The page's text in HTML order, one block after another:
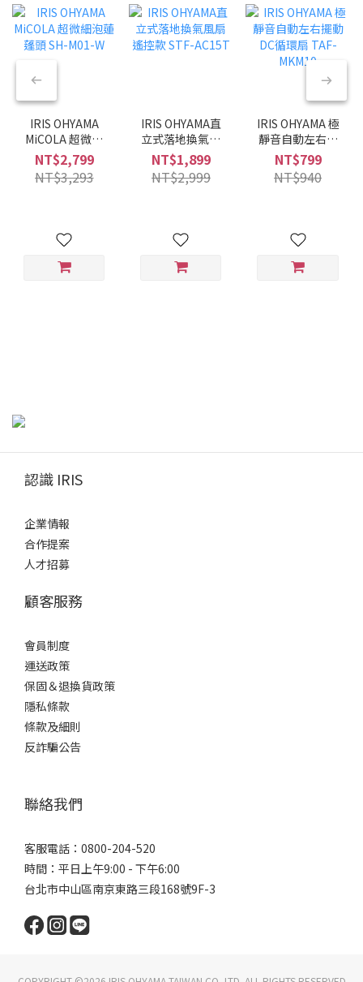
IRIS OHYAMA
MiCOLA 超微細
泡蓮蓬頭 SH-
M01-W
NT$2,799
NT$3,293
IRIS OHYAMA直
立式落地換氣風
扇 遙控款 STF-
AC15T
NT$1,899
NT$2,999
IRIS OHYAMA 極
靜音自動左右擺
動DC循環扇
TAF-MKM10
NT$799
NT$940
認識 IRIS
企業情報
合作提案
人才招募
顧客服務
會員制度
運送政策
保固＆退換貨政策
隱私條款
條款及細則
反詐騙公告
聯絡我們
客服電話：0800-204-520
時間：平日上午9:00 - 下午6:00
台北市中山區南京東路三段168號9F-3